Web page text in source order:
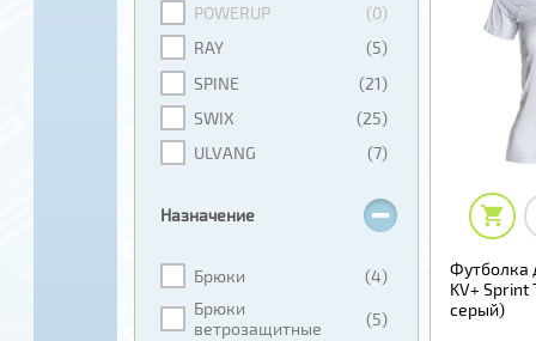
POWERUP
(0)
RAY
(5)
SPINE
(21)
SWIX
(25)
ULVANG
(7)
Назначение
Брюки
(4)
Брюки
ветрозащитные
(5)
Футболка
KV+
серый)